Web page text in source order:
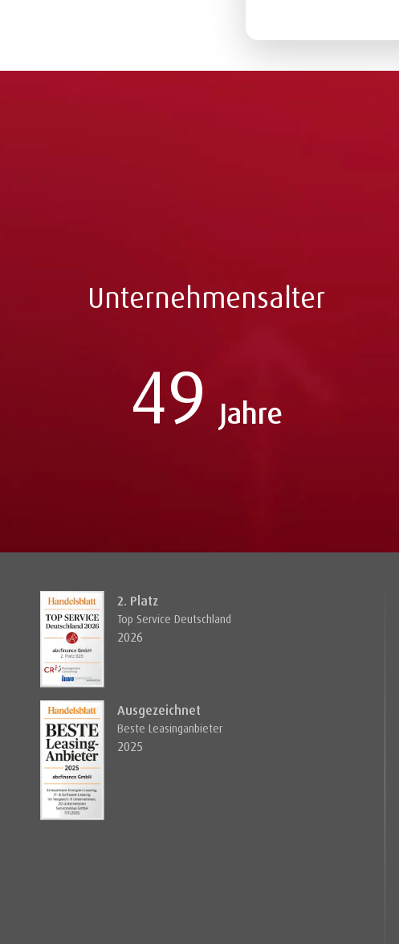
Unternehmensalter
49 Jahre
2. Platz
Top Service Deutschland
2026
Ausgezeichnet
Beste Leasinganbieter
2025